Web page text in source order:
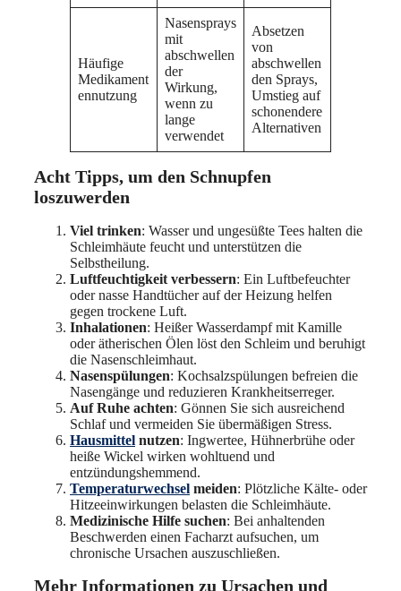
Häufige
Medikament
ennutzung
Nasensprays
mit
abschwellen
der
Wirkung,
wenn zu
lange
verwendet
Absetzen
von
abschwellen
den Sprays,
Umstieg auf
schonendere
Alternativen
Acht Tipps, um den Schnupfen
loszuwerden
Viel trinken: Wasser und ungesüßte Tees halten die
Schleimhäute feucht und unterstützen die
Selbstheilung.
Luftfeuchtigkeit verbessern: Ein Luftbefeuchter
oder nasse Handtücher auf der Heizung helfen
gegen trockene Luft.
Inhalationen: Heißer Wasserdampf mit Kamille
oder ätherischen Ölen löst den Schleim und beruhigt
die Nasenschleimhaut.
Nasenspülungen: Kochsalzspülungen befreien die
Nasengänge und reduzieren Krankheitserreger.
Auf Ruhe achten: Gönnen Sie sich ausreichend
Schlaf und vermeiden Sie übermäßigen Stress.
Hausmittel nutzen: Ingwertee, Hühnerbrühe oder
heiße Wickel wirken wohltuend und
entzündungshemmend.
Temperaturwechsel meiden: Plötzliche Kälte- oder
Hitzeeinwirkungen belasten die Schleimhäute.
Medizinische Hilfe suchen: Bei anhaltenden
Beschwerden einen Facharzt aufsuchen, um
chronische Ursachen auszuschließen.
Mehr Informationen zu Ursachen und